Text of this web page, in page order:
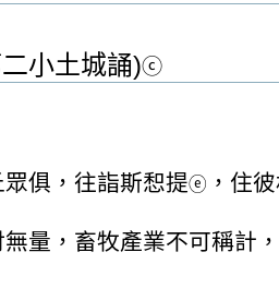
小土城誦)ⓒ
俱，往詣斯惒提ⓔ ，住
無量，畜牧產業不可稱計